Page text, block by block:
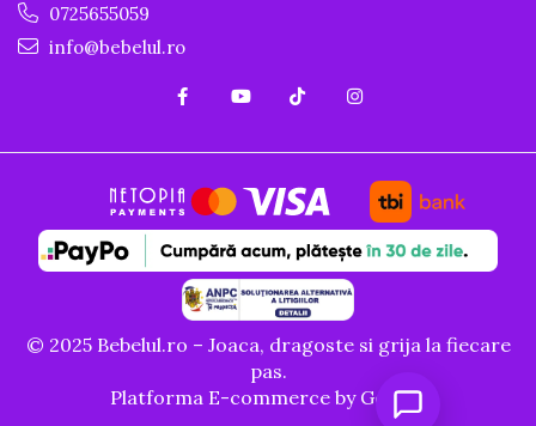
0725655059
info@bebelul.ro
© 2025 Bebelul.ro – Joaca, dragoste si grija la fiecare
pas.
Platforma E-commerce by Gomag